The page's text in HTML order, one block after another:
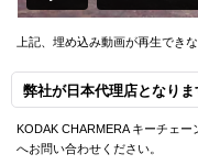
上記、埋め込み動画が再生できな
弊社が日本代理店となりま
KODAK CHARMERA キーチェ
へお問い合わせください。